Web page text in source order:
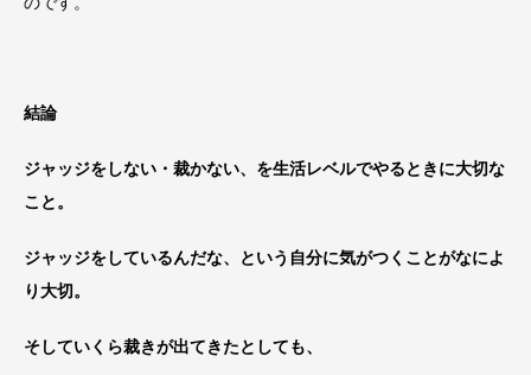
結論
ジャッジをしない・裁かない、を生活レベルでやるときに大切な
こと。
ジャッジをしているんだな、という自分に気がつくことがなによ
り大切。
そしていくら裁きが出てきたとしても、